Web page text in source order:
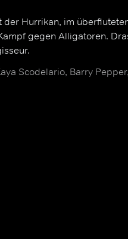
der Hurrikan, im
gegen Alligatoren.
Scodelario, Barry